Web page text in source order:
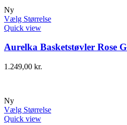
Ny
Vælg Størrelse
Quick view
Aurelka Basketstøvler Rose
1.249,00 kr.
Ny
Vælg Størrelse
Quick view